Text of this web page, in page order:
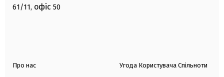
61/11, офіс 50
Про нас Угода Користувача Спільноти